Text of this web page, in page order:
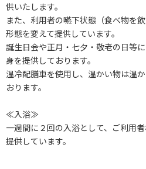
供いたします。
また、利用者の嚥下状態（食べ物を
形態を変えて提供しています。
誕生日会や正月・七夕・敬老の日等
身を提供しております。
温冷配膳車を使用し、温かい物は温
おります。
≪入浴≫
一週間に２回の入浴として、ご利用
提供しています。